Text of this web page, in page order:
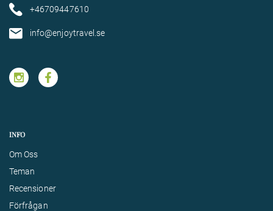
+46709447610
info@enjoytravel.se
INFO
Om Oss
Teman
Recensioner
Förfrågan